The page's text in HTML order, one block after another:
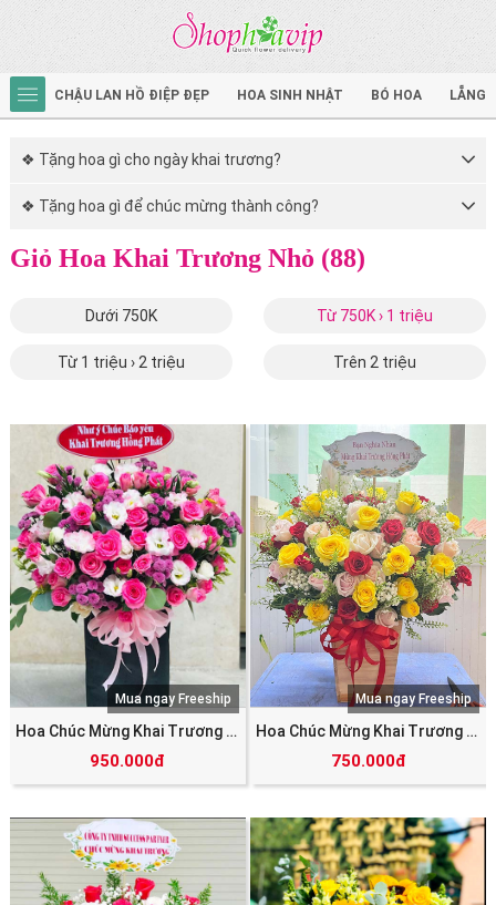
CHẬU LAN HỒ ĐIỆP ĐẸP HOA SINH NHẬT BÓ HOA LẴNG
❖ Tặng hoa gì cho ngày khai trương?
❖ Tặng hoa gì để chúc mừng thành công?
Giỏ Hoa Khai Trương Nhỏ (88)
Dưới 750K Từ 750K › 1 triệu
Từ 1 triệu › 2 triệu Trên 2 triệu
Hoa Chúc Mừng Khai Trương SHV_5783
950.000đ
Mua ngay Freeship
Hoa Chúc Mừng Khai Trương SHV_5838
750.000đ
Mua ngay Freeship